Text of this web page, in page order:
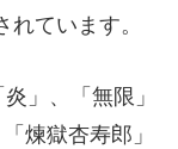
ています。
」、「無限」
煉獄杏寿郎」